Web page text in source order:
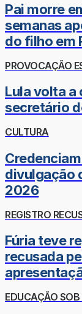
Pai morre
semanas
do filho em
PROVOCAÇÃO
Lula volta a
secretário
CULTURA
divulgação
2026
REGISTRO
Fúria teve
recusada
EDUCAÇÃO SOB